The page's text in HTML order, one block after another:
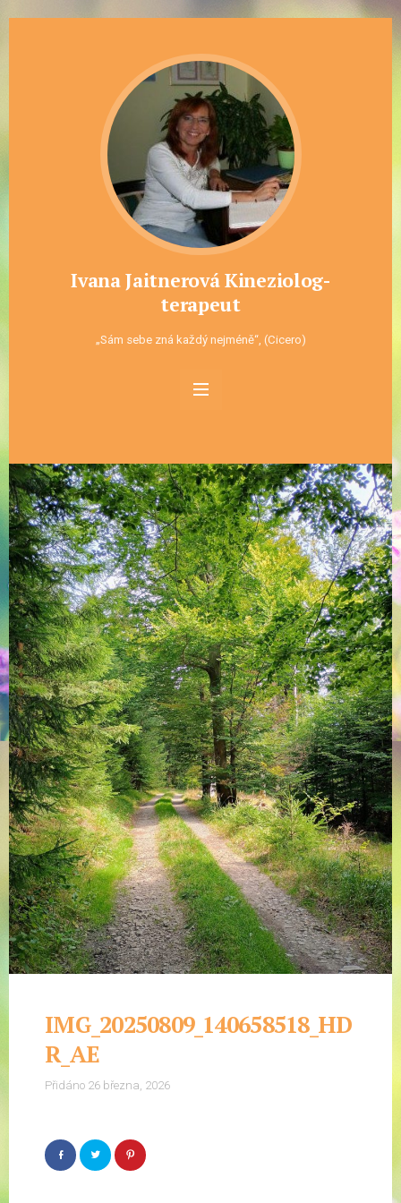
Ivana Jaitnerová Kineziolog-
terapeut
„Sám sebe zná každý nejméně“, (Cicero)
IMG_20250809_140658518_HD
R_AE
Přidáno 26 března, 2026